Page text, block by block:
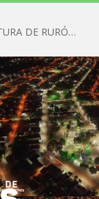
ESCUTA PÚBLICA COM AUTORES DA CULTURA DE RURÓPOLIS